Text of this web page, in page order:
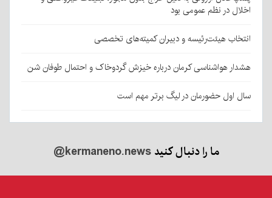
اخلال در نظم عمومی بود
انتخاب هیئت‌رئیسه و دبیران کمیته‌های تخصصی
هشدار هواشناسی کرمان درباره خیزش گردوخاک و احتمال طوفان شن
سال اول حضورمان در لیگ برتر مهم است
ما را دنبال کنید@kermaneno.news